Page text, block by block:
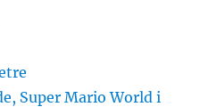
Super Mario World i